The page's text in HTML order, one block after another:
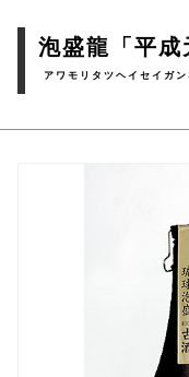
泡盛龍「平
アワモリタツヘイセイガ